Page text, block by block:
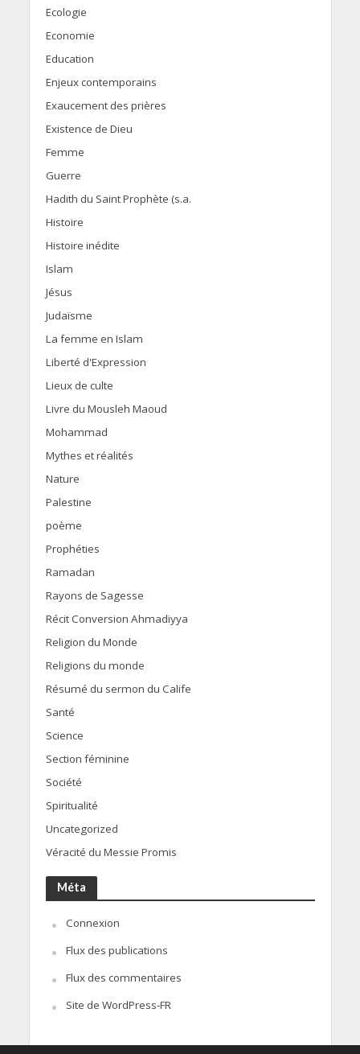
Ecologie
Economie
Education
Enjeux contemporains
Exaucement des prières
Existence de Dieu
Femme
Guerre
Hadith du Saint Prophète (s.a.
Histoire
Histoire inédite
Islam
Jésus
Judaïsme
La femme en Islam
Liberté d'Expression
Lieux de culte
Livre du Mousleh Maoud
Mohammad
Mythes et réalités
Nature
Palestine
poème
Prophéties
Ramadan
Rayons de Sagesse
Récit Conversion Ahmadiyya
Religion du Monde
Religions du monde
Résumé du sermon du Calife
Santé
Science
Section féminine
Société
Spiritualité
Uncategorized
Véracité du Messie Promis
Méta
Connexion
Flux des publications
Flux des commentaires
Site de WordPress-FR